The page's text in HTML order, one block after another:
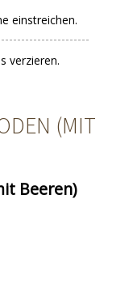
einstreichen.
verzieren.
(MIT
Beeren)